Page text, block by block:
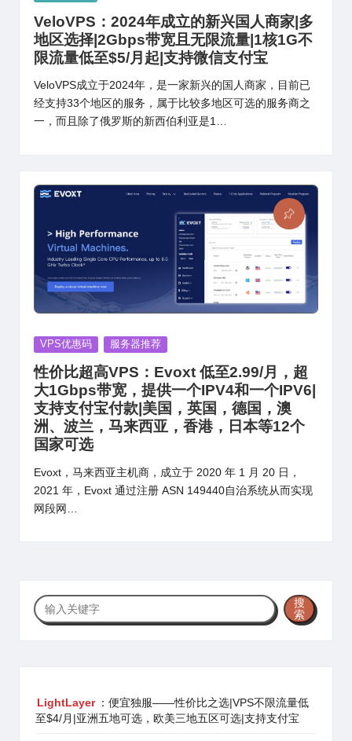
VeloVPS：2024年成立的新兴国人商家|多
地区选择|2Gbps带宽且无限流量|1核1G不
限流量低至$5/月起|支持微信支付宝
VeloVPS成立于2024年，是一家新兴的国人商家，目前已
经支持33个地区的服务，属于比较多地区可选的服务商之
一，而且除了俄罗斯的新西伯利亚是1…
Posted
VPS优惠码 服务器推荐
性价比超高VPS：Evoxt 低至2.99/月，超
大1Gbps带宽，提供一个IPV4和一个IPV6|
支持支付宝付款|美国，英国，德国，澳
洲、波兰，马来西亚，香港，日本等12个
国家可选
Evoxt，马来西亚主机商，成立于 2020 年 1 月 20 日，
2021 年，Evoxt 通过注册 ASN 149440自治系统从而实现
网段网…
搜
索
搜
索
LightLayer ：便宜独服——性价比之选|VPS不限流量低
至$4/月|亚洲五地可选，欧美三地五区可选|支持支付宝